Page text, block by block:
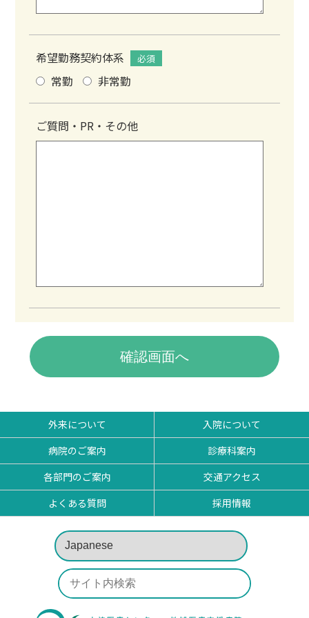
希望勤務契約体系 必須
常勤 非常勤
ご質問・PR・その他
外来について
入院について
病院のご案内
診療科案内
各部門のご案内
交通アクセス
よくある質問
採用情報